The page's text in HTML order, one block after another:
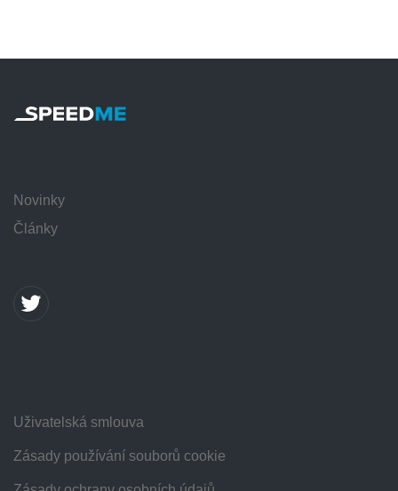
Novinky
Články
Uživatelská smlouva
Zásady používání souborů cookie